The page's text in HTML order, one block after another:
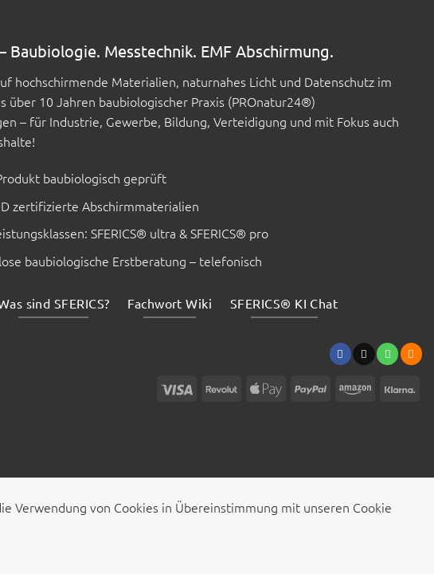
Baubiologie. Messtechnik. EMF Abschirmung.
hochschirmende Materialien, naturnahes Licht und Datenschutz im
über 10 Jahren baubiologischer Praxis (PROnatur24®)
– für Industrie, Gewerbe, Bildung, Verteidigung und mit Fokus auch
baubiologisch geprüft
zertifizierte Abschirmmaterialien
SFERICS® ultra & SFERICS® pro
baubiologische Erstberatung – telefonisch
sind SFERICS? Fachwort Wiki SFERICS® KI Chat
Visa Revolut Apple
PayPal Amazon
Verwendung von Cookies in Übereinstimmung mit unseren Cookie